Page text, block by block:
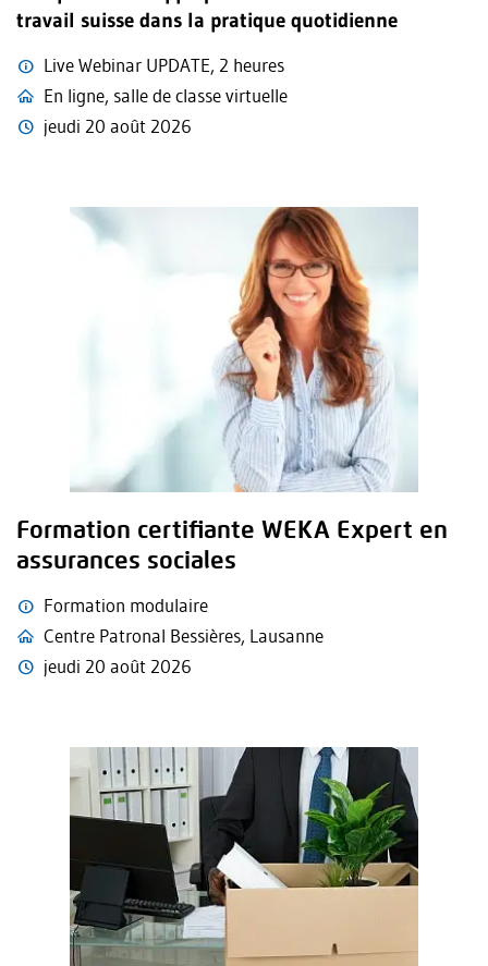
travail suisse dans la pratique quotidienne
Live Webinar UPDATE, 2 heures
En ligne, salle de classe virtuelle
jeudi 20 août 2026
Formation certifiante WEKA Expert en
assurances sociales
Formation modulaire
Centre Patronal Bessières, Lausanne
jeudi 20 août 2026